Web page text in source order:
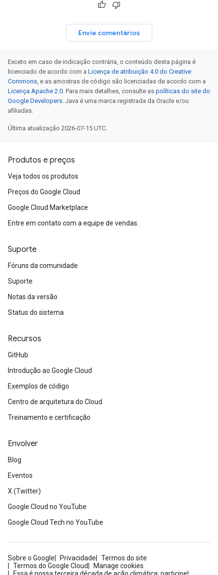
Envie comentários
Exceto em caso de indicação contrária, o conteúdo desta página é
licenciado de acordo com a Licença de atribuição 4.0 do Creative
Commons, e as amostras de código são licenciadas de acordo com a
Licença Apache 2.0. Para mais detalhes, consulte as políticas do site do
Google Developers. Java é uma marca registrada da Oracle e/ou
afiliadas.
Última atualização 2026-07-15 UTC.
Produtos e preços
Veja todos os produtos
Preços do Google Cloud
Google Cloud Marketplace
Entre em contato com a equipe de vendas.
Suporte
Fóruns da comunidade
Suporte
Notas da versão
Status do sistema
Recursos
GitHub
Introdução ao Google Cloud
Exemplos de código
Centro de arquitetura do Cloud
Treinamento e certificação
Envolver
Blog
Eventos
X (Twitter)
Google Cloud no YouTube
Google Cloud Tech no YouTube
Sobre o Google Privacidade
Termos do site
Termos do Google Cloud
Manage cookies